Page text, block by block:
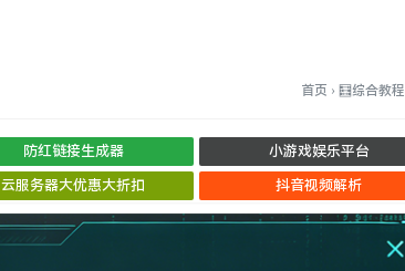
首页 › 🧮综合教程
防红链接生成器 小游戏娱乐平台
云服务器大优惠大折扣 抖音视频解析